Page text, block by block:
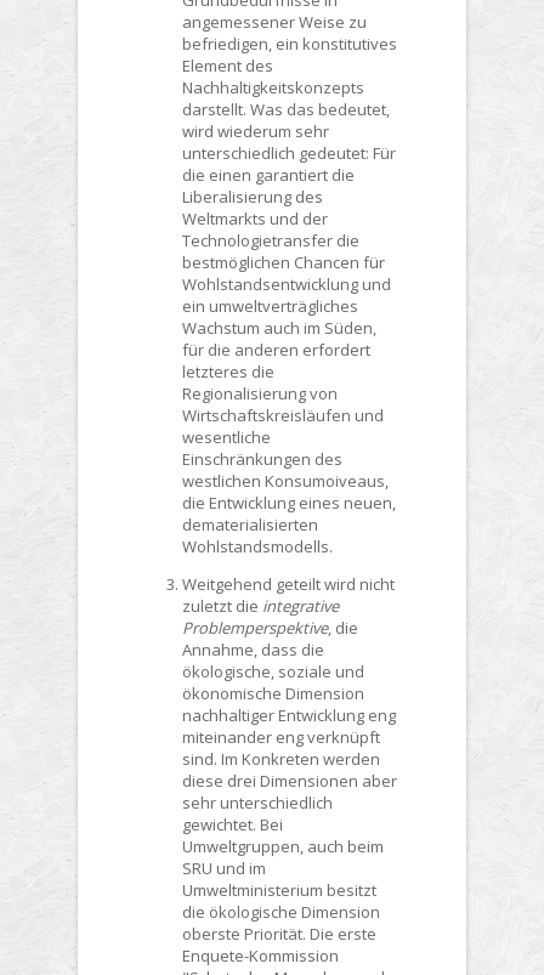
angemessener Weise zu
befriedigen, ein konstitutives
Element des
Nachhaltigkeitskonzepts
darstellt. Was das bedeutet,
wird wiederum sehr
unterschiedlich gedeutet: Für
die einen garantiert die
Liberalisierung des
Weltmarkts und der
Technologietransfer die
bestmöglichen Chancen für
Wohlstandsentwicklung und
ein umweltverträgliches
Wachstum auch im Süden,
für die anderen erfordert
letzteres die
Regionalisierung von
Wirtschaftskreisläufen und
wesentliche
Einschränkungen des
westlichen Konsumoiveaus,
die Entwicklung eines neuen,
dematerialisierten
Wohlstandsmodells.
Weitgehend geteilt wird nicht
zuletzt die integrative
Problemperspektive, die
Annahme, dass die
ökologische, soziale und
ökonomische Dimension
nachhaltiger Entwicklung eng
miteinander eng verknüpft
sind. Im Konkreten werden
diese drei Dimensionen aber
sehr unterschiedlich
gewichtet. Bei
Umweltgruppen, auch beim
SRU und im
Umweltministerium besitzt
die ökologische Dimension
oberste Priorität. Die erste
Enquete-Kommission